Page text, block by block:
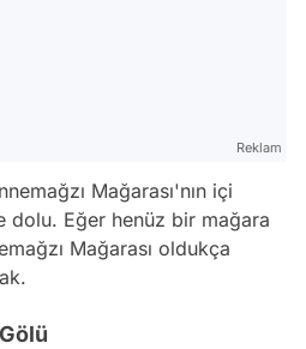
Reklam
Mağarası'nın içi
dolu. Eğer henüz bir mağara
Mağarası oldukça